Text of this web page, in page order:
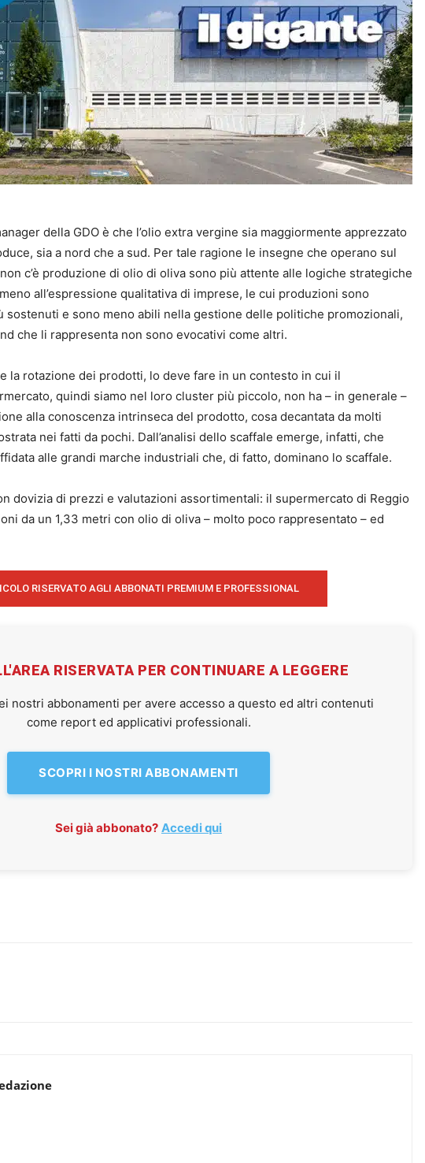
della GDO è che l’olio extra vergine sia maggiormente apprezzato
sia a nord che a sud. Per tale ragione le insegne che operano sul
c’è produzione di olio di oliva sono più attente alle logiche strategiche
all’espressione qualitativa di imprese, le cui produzioni sono
sostenuti e sono meno abili nella gestione delle politiche promozionali,
che li rappresenta non sono evocativi come altri.
la rotazione dei prodotti, lo deve fare in un contesto in cui il
quindi siamo nel loro cluster più piccolo, non ha – in generale –
alla conoscenza intrinseca del prodotto, cosa decantata da molti
nei fatti da pochi. Dall’analisi dello scaffale emerge, infatti, che
alle grandi marche industriali che, di fatto, dominano lo scaffale.
dovizia di prezzi e valutazioni assortimentali: il supermercato di Reggio
da un 1,33 metri con olio di oliva – molto poco rappresentato – ed
RISERVATO AGLI ABBONATI PREMIUM E PROFESSIONAL
RISERVATA PER CONTINUARE A LEGGERE
nostri abbonamenti per avere accesso a questo ed altri contenuti
come report ed applicativi professionali.
SCOPRI I NOSTRI ABBONAMENTI
Sei già abbonato? Accedi qui